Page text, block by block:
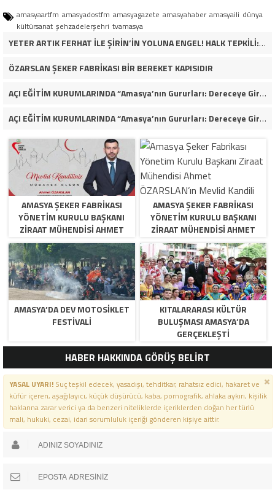
amasyaartfm amasyadostfm amasyagazete amasyahaber amasyaili dünya
kültürsanat şehzadelerşehri tvamasya
YETER ARTIK FERHAT İLE ŞİRİN’İN YOLUNA ENGEL! HALK TEPKİLİ: “YOLU KAPATMAK ÇÖZÜM DEĞİL, GÖREVİNİ YAP!”
ÖZARSLAN ŞEKER FABRİKASI BİR BEREKET KAPISIDIR
AÇI EĞİTİM KURUMLARINDA “Amasya’nın Gururları: Dereceye Giren Öğrenciler İçin Anlamlı Tören”
AÇI EĞİTİM KURUMLARINDA “Amasya’nın Gururları: Dereceye Giren Öğrenciler İçin Anlamlı Tören”
AMASYA ŞEKER FABRIKASI
YÖNETIM KURULU BAŞKANI
ZIRAAT MÜHENDISI AHMET
ÖZARSLAN’IN MEVLID KANDILI
MESAJI
AMASYA ŞEKER FABRIKASI
YÖNETIM KURULU BAŞKANI
ZIRAAT MÜHENDISI AHMET
ÖZARSLAN’IN MEVLID KANDILI
MESAJI
AMASYA’DA DEV MOTOSIKLET
FESTIVALI
KITALARARASI KÜLTÜR
BULUŞMASI AMASYA’DA
GERÇEKLEŞTI
HABER HAKKINDA GÖRÜŞ BELİRT
YASAL UYARI!Suç teşkil edecek, yasadışı, tehditkar, rahatsız edici, hakaret ve
küfür içeren, aşağılayıcı, küçük düşürücü, kaba, pornografik, ahlaka aykırı, kişilik
haklarına zarar verici ya da benzeri niteliklerde içeriklerden doğan her türlü
mali, hukuki, cezai, idari sorumluluk içeriği gönderen kişiye aittir.